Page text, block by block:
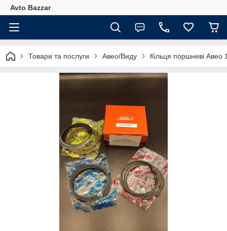
Avto Bazzar
Товари та послуги Авео/Виду Кільця поршневі